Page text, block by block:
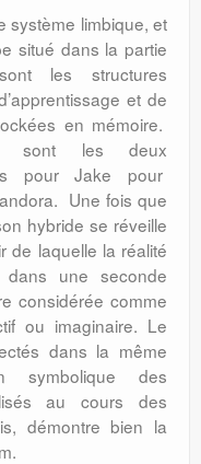
système limbique, et
situé dans la partie
les structures
et de
en mémoire.
sont les deux
pour Jake pour
Une fois que
hybride se réveille
de laquelle la réalité
dans une seconde
considérée comme
ou imaginaire. Le
dans la même
symbolique des
au cours des
démontre bien la